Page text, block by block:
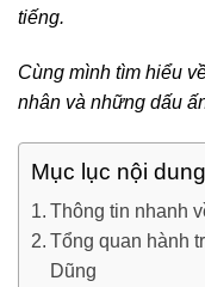
tiếng.
Cùng mình tìm hiểu
nhân và những dấu
Mục lục nội dung
Thông tin nhanh
Tổng quan hành
Dũng